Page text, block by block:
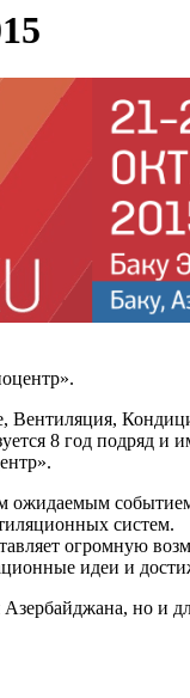
Вентиляция,
8 год подряд и
ожидаемым
систем.
огромную
идеи и
Азербайджана, но